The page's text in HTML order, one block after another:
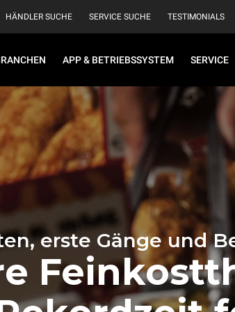
HÄNDLER SUCHE SERVICE SUCHE TESTIMONIALS
APP & BETRIEBSSYSTEM SERVICE
erste Gänge und